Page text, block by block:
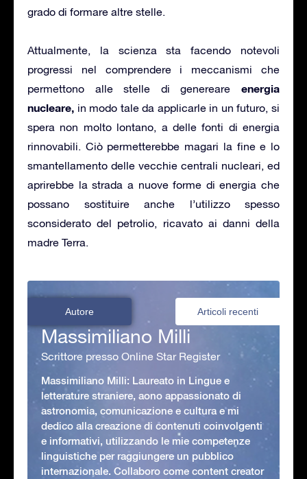
grado di formare altre stelle.
Attualmente, la scienza sta facendo notevoli
progressi nel comprendere i meccanismi che
permettono alle stelle di genereare energia
nucleare, in modo tale da applicarle in un futuro, si
spera non molto lontano, a delle fonti di energia
rinnovabili. Ciò permetterebbe magari la fine e lo
smantellamento delle vecchie centrali nucleari, ed
aprirebbe la strada a nuove forme di energia che
possano sostituire anche l’utilizzo spesso
sconsiderato del petrolio, ricavato ai danni della
madre Terra.
Autore Articoli recenti
Massimiliano Milli
Scrittore presso Online Star Register
Massimiliano Milli: Laureato in Lingue e
letterature straniere, aono appassionato di
astronomia, comunicazione e cultura e mi
dedico alla creazione di contenuti coinvolgenti
e informativi, utilizzando le mie competenze
linguistiche per raggiungere un pubblico
internazionale. Collaboro come content creator